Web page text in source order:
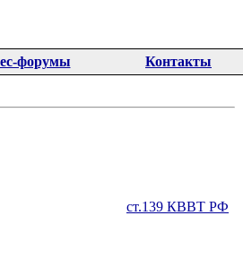
форумы Контакты
ст.139 КВВТ РФ